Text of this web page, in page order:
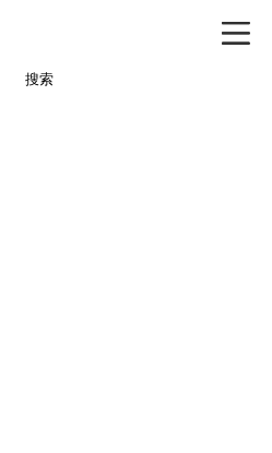
搜索